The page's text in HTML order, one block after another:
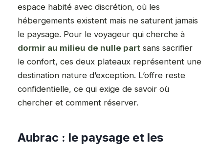
espace habité avec discrétion, où les
hébergements existent mais ne saturent jamais
le paysage. Pour le voyageur qui cherche à
dormir au milieu de nulle part sans sacrifier
le confort, ces deux plateaux représentent une
destination nature d’exception. L’offre reste
confidentielle, ce qui exige de savoir où
chercher et comment réserver.
Aubrac : le paysage et les